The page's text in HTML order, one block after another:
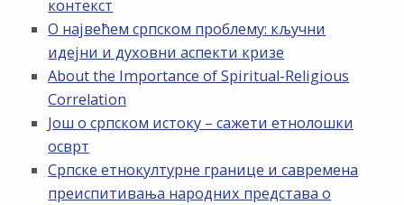
контекст
О највећем српском проблему: кључни
идејни и духовни аспекти кризе
About the Importance of Spiritual-Religious
Correlation
Још о српском истоку – сажети етнолошки
осврт
Српске етнокултурне границе и савремена
преиспитивања народних представа о